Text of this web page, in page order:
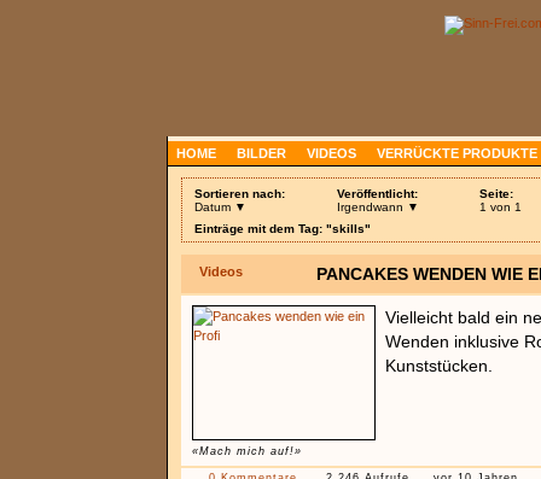
HOME BILDER VIDEOS VERRÜCKTE PRODUKTE
Sortieren nach:
Datum ▼
Veröffentlicht:
Irgendwann ▼
Seite:
1 von 1
Einträge mit dem Tag: "skills"
Videos PANCAKES WENDEN WIE
«Mach mich auf!»
Vielleicht bald ein
Wenden inklusive
Kunststücken.